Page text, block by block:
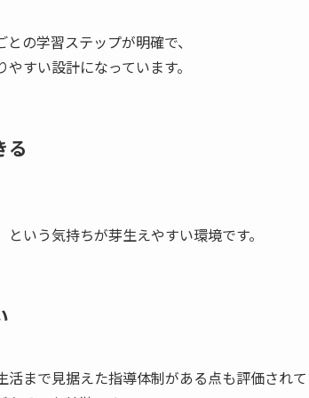
の学習ステップが明確で、
すい設計になっています。
る
いう気持ちが芽生えやすい環境です。
まで見据えた指導体制がある点も評価され